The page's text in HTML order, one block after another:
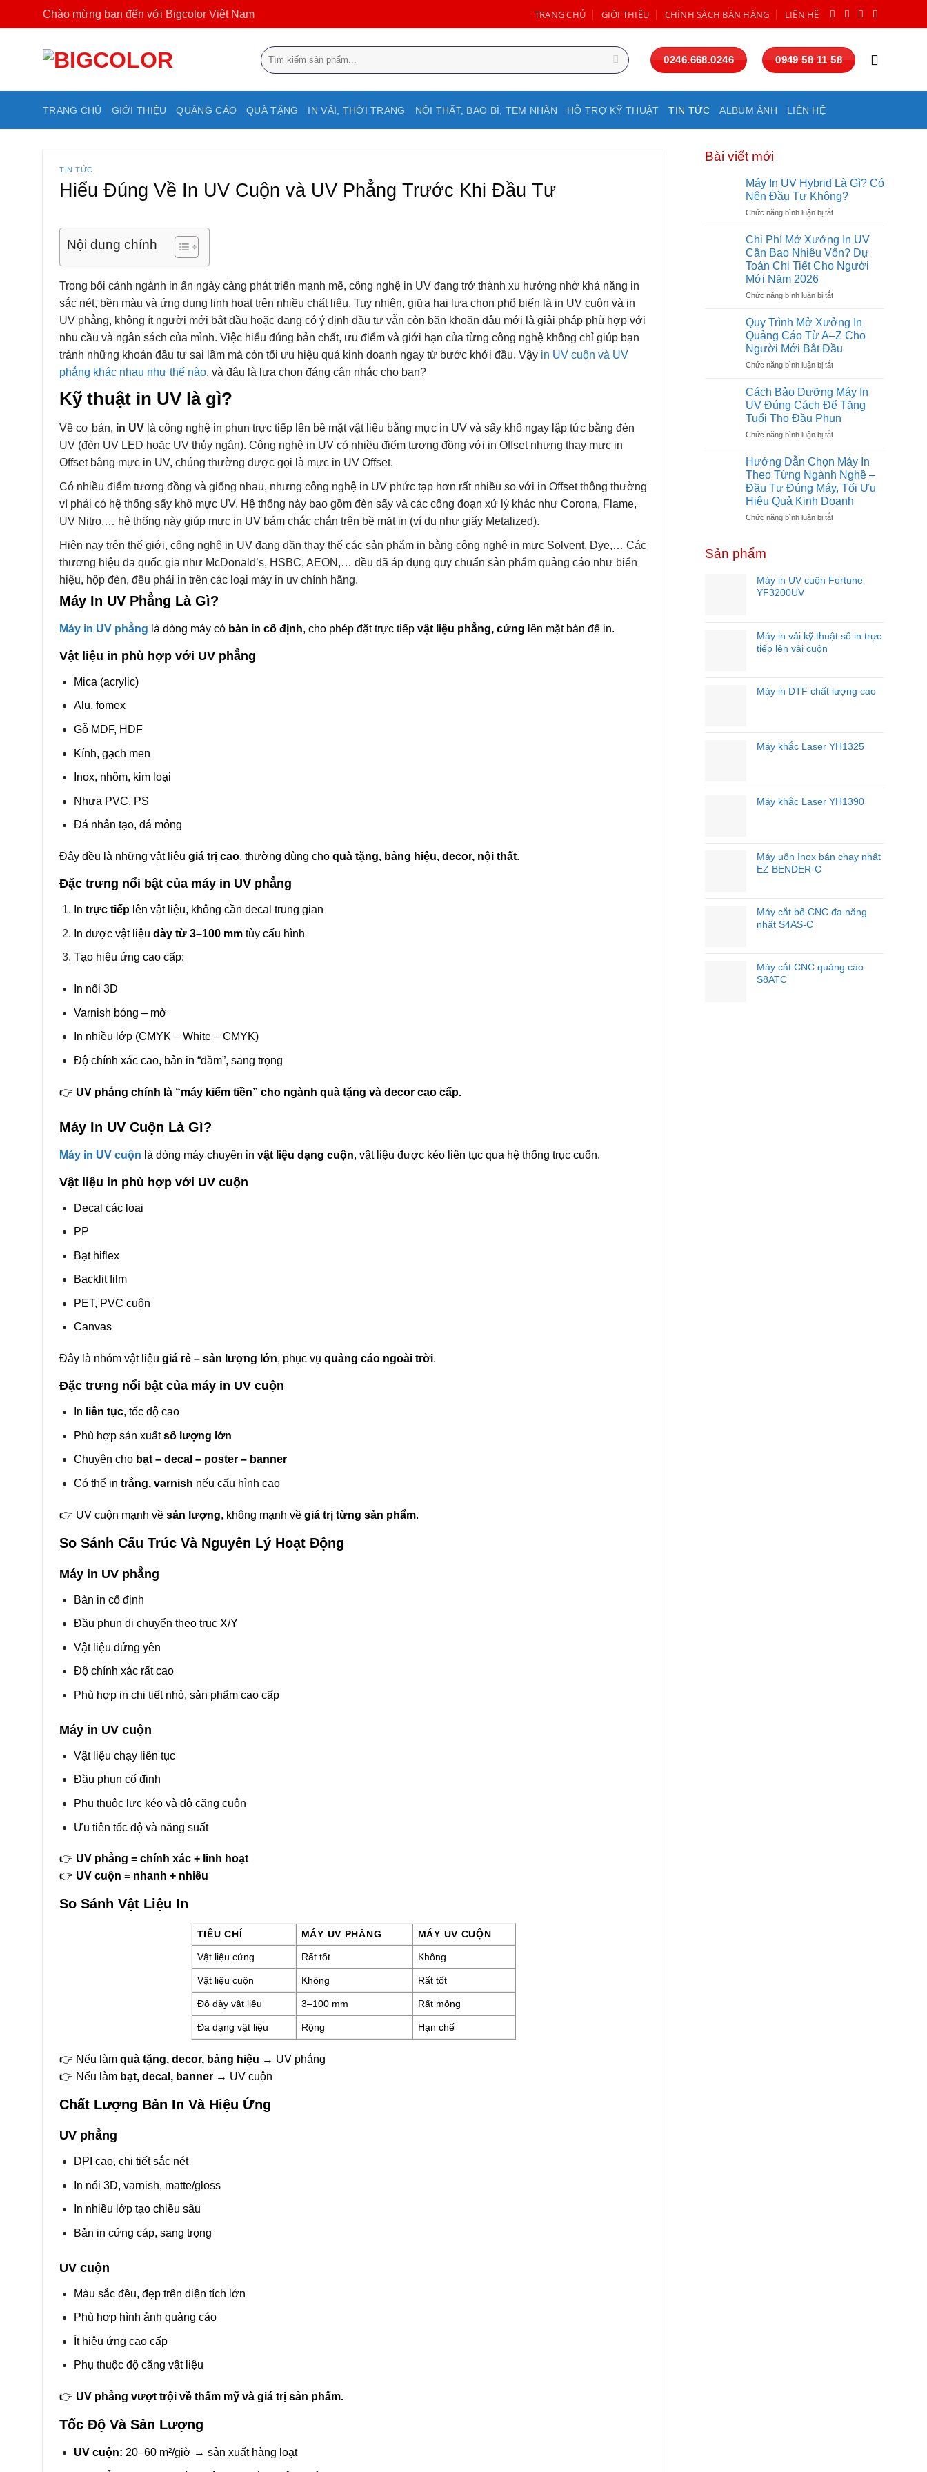
Chào mừng bạn đến với Bigcolor Việt Nam TRANG CHỦ GIỚI THIỆU CHÍNH SÁCH BÁN HÀNG LIÊN HỆ
Tìm
kiếm:
0246.668.0246 0949 58 11 58
TRANG CHỦ GIỚI THIỆU QUẢNG CÁO QUÀ TẶNG IN VẢI, THỜI TRANG NỘI THẤT, BAO BÌ, TEM NHÃN HỖ TRỢ KỸ THUẬT TIN TỨC ALBUM ẢNH LIÊN HỆ
TIN TỨC
Hiểu Đúng Về In UV Cuộn và UV Phẳng Trước Khi Đầu Tư
Nội dung chính
Trong bối cảnh ngành in ấn ngày càng phát triển mạnh mẽ, công nghệ in UV đang trở thành xu hướng nhờ khả năng in
sắc nét, bền màu và ứng dụng linh hoạt trên nhiều chất liệu. Tuy nhiên, giữa hai lựa chọn phổ biến là in UV cuộn và in
UV phẳng, không ít người mới bắt đầu hoặc đang có ý định đầu tư vẫn còn băn khoăn đâu mới là giải pháp phù hợp với
nhu cầu và ngân sách của mình. Việc hiểu đúng bản chất, ưu điểm và giới hạn của từng công nghệ không chỉ giúp bạn
tránh những khoản đầu tư sai lầm mà còn tối ưu hiệu quả kinh doanh ngay từ bước khởi đầu. Vậy in UV cuộn và UV
phẳng khác nhau như thế nào, và đâu là lựa chọn đáng cân nhắc cho bạn?
Kỹ thuật in UV là gì?
Về cơ bản, in UV là công nghệ in phun trực tiếp lên bề mặt vật liệu bằng mực in UV và sấy khô ngay lập tức bằng đèn
UV (đèn UV LED hoặc UV thủy ngân). Công nghệ in UV có nhiều điểm tương đồng với in Offset nhưng thay mực in
Offset bằng mực in UV, chúng thường được gọi là mực in UV Offset.
Có nhiều điểm tương đồng và giống nhau, nhưng công nghệ in UV phức tạp hơn rất nhiều so với in Offset thông thường
vì phải có hệ thống sấy khô mực UV. Hệ thống này bao gồm đèn sấy và các công đoạn xử lý khác như Corona, Flame,
UV Nitro,… hệ thống này giúp mực in UV bám chắc chắn trên bề mặt in (ví dụ như giấy Metalized).
Hiện nay trên thế giới, công nghệ in UV đang dần thay thế các sản phẩm in bằng công nghệ in mực Solvent, Dye,… Các
thương hiệu đa quốc gia như McDonald’s, HSBC, AEON,… đều đã áp dụng quy chuẩn sản phẩm quảng cáo như biển
hiệu, hộp đèn, đều phải in trên các loại máy in uv chính hãng.
Máy In UV Phẳng Là Gì?
Máy in UV phẳng là dòng máy có bàn in cố định, cho phép đặt trực tiếp vật liệu phẳng, cứng lên mặt bàn để in.
Vật liệu in phù hợp với UV phẳng
Mica (acrylic)
Alu, fomex
Gỗ MDF, HDF
Kính, gạch men
Inox, nhôm, kim loại
Nhựa PVC, PS
Đá nhân tạo, đá mỏng
Đây đều là những vật liệu giá trị cao, thường dùng cho quà tặng, bảng hiệu, decor, nội thất.
Đặc trưng nổi bật của máy in UV phẳng
In trực tiếplên vật liệu, không cần decal trung gian
In được vật liệu dày từ 3–100 mmtùy cấu hình
Tạo hiệu ứng cao cấp:
In nổi 3D
Varnish bóng – mờ
In nhiều lớp (CMYK – White – CMYK)
Độ chính xác cao, bản in “đầm”, sang trọng
👉 UV phẳng chính là “máy kiếm tiền” cho ngành quà tặng và decor cao cấp.
Máy In UV Cuộn Là Gì?
Máy in UV cuộn là dòng máy chuyên in vật liệu dạng cuộn, vật liệu được kéo liên tục qua hệ thống trục cuốn.
Vật liệu in phù hợp với UV cuộn
Decal các loại
PP
Bạt hiflex
Backlit film
PET, PVC cuộn
Canvas
Đây là nhóm vật liệu giá rẻ – sản lượng lớn, phục vụ quảng cáo ngoài trời.
Đặc trưng nổi bật của máy in UV cuộn
In liên tục, tốc độ cao
Phù hợp sản xuấtsố lượng lớn
Chuyên cho bạt – decal – poster – banner
Có thể in trắng, varnish nếu cấu hình cao
👉 UV cuộn mạnh về sản lượng, không mạnh về giá trị từng sản phẩm.
So Sánh Cấu Trúc Và Nguyên Lý Hoạt Động
Máy in UV phẳng
Bàn in cố định
Đầu phun di chuyển theo trục X/Y
Vật liệu đứng yên
Độ chính xác rất cao
Phù hợp in chi tiết nhỏ, sản phẩm cao cấp
Máy in UV cuộn
Vật liệu chạy liên tục
Đầu phun cố định
Phụ thuộc lực kéo và độ căng cuộn
Ưu tiên tốc độ và năng suất
👉 UV phẳng = chính xác + linh hoạt
👉 UV cuộn = nhanh + nhiều
So Sánh Vật Liệu In
TIÊU CHÍ MÁY UV PHẲNG MÁY UV CUỘN
Vật liệu cứng Rất tốt Không
Vật liệu cuộn Không Rất tốt
Độ dày vật liệu 3–100 mm Rất mỏng
Đa dạng vật liệu Rộng Hạn chế
👉 Nếu làm quà tặng, decor, bảng hiệu → UV phẳng
👉 Nếu làm bạt, decal, banner → UV cuộn
Chất Lượng Bản In Và Hiệu Ứng
UV phẳng
DPI cao, chi tiết sắc nét
In nổi 3D, varnish, matte/gloss
In nhiều lớp tạo chiều sâu
Bản in cứng cáp, sang trọng
UV cuộn
Màu sắc đều, đẹp trên diện tích lớn
Phù hợp hình ảnh quảng cáo
Ít hiệu ứng cao cấp
Phụ thuộc độ căng vật liệu
👉 UV phẳng vượt trội về thẩm mỹ và giá trị sản phẩm.
Tốc Độ Và Sản Lượng
UV cuộn: 20–60 m²/giờ → sản xuất hàng loạt
Bài viết mới
Máy In UV Hybrid Là Gì? Có
Nên Đầu Tư Không?
Chức năng bình luận bị tắtở
UV
Hybrid
Là
Có
Đầu
Tư
Không?
Chi Phí Mở Xưởng In UV
Cần Bao Nhiêu Vốn? Dự
Toán Chi Tiết Cho Người
Mới Năm 2026
Chức năng bình luận bị tắtở
Phí
Mở
Xưởng
In
UV
Bao
Nhiêu
Vốn?
Dự
Toán
Tiết
Cho
Người
Mới
Năm
2026
Quy Trình Mở Xưởng In
Quảng Cáo Từ A–Z Cho
Người Mới Bắt Đầu
Chức năng bình luận bị tắtở
Trình
Mở
Xưởng
In
Quảng
Từ
A–
Z
Cho
Người
Mới
Cách Bảo Dưỡng Máy In
UV Đúng Cách Để Tăng
Tuổi Thọ Đầu Phun
Chức năng bình luận bị tắtở
Bảo
Dưỡng
Máy
In
UV
Đúng
Đầu
Hướng Dẫn Chọn Máy In
Theo Từng Ngành Nghề –
Đầu Tư Đúng Máy, Tối Ưu
Hiệu Quả Kinh Doanh
Chức năng bình luận bị tắtở
In
–
Tối
Doanh
Sản phẩm
Máy in UV cuộn Fortune
YF3200UV
Máy in vải kỹ thuật số in trực
tiếp lên vải cuộn
Máy in DTF chất lượng cao
Máy khắc Laser YH1325
Máy khắc Laser YH1390
Máy uốn Inox bán chạy nhất
EZ BENDER-C
Máy cắt bế CNC đa năng
nhất S4AS-C
Máy cắt CNC quảng cáo
S8ATC